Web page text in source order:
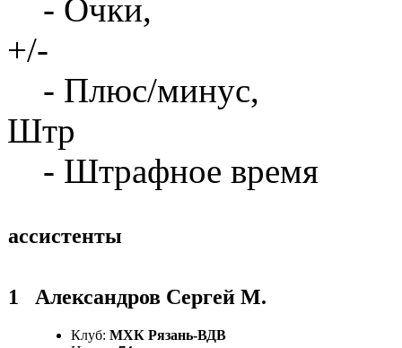
- Очки,
+/-
- Плюс/минус,
Штр
- Штрафное время
ассистенты
1 Александров Сергей М.
Клуб: МХК Рязань-ВДВ